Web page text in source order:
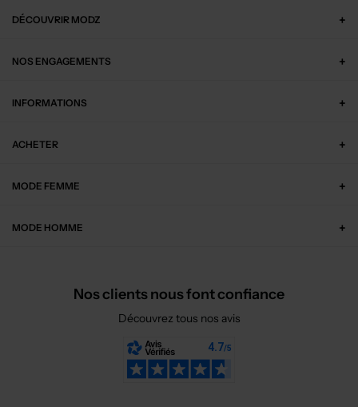
DÉCOUVRIR MODZ
NOS ENGAGEMENTS
INFORMATIONS
ACHETER
MODE FEMME
MODE HOMME
Nos clients nous font confiance
Découvrez tous nos avis